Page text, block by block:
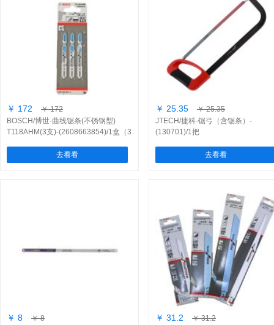
￥ 172
￥ 172
BOSCH/博世-曲线锯条(不锈钢型)
T118AHM(3支)-(2608663854)/1盒（3
去看看
￥ 25.35
￥ 25.35
JTECH/捷科-锯弓（含锯条）-
(130701)/1把
去看看
￥ 8
￥ 8
￥ 31.2
￥ 31.2